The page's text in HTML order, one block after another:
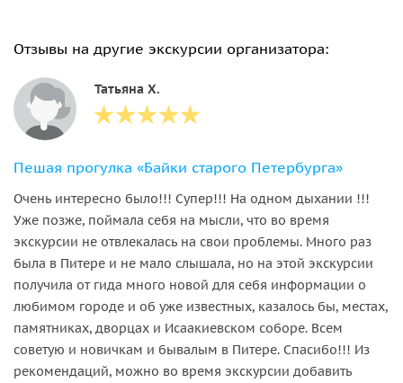
Отзывы на другие экскурсии организатора:
Татьяна Х.
Пешая прогулка «Байки старого Петербурга»
Очень интересно было!!! Супер!!! На одном дыхании !!!
Уже позже, поймала себя на мысли, что во время
экскурсии не отвлекалась на свои проблемы. Много раз
была в Питере и не мало слышала, но на этой экскурсии
получила от гида много новой для себя информации о
любимом городе и об уже известных, казалось бы, местах,
памятниках, дворцах и Исаакиевском соборе. Всем
советую и новичкам и бывалым в Питере. Спасибо!!! Из
рекомендаций, можно во время экскурсии добавить